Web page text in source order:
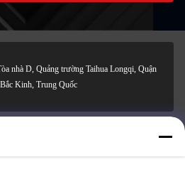
nhà D, Quảng trường Taihua Longqi, Quận
Kinh, Trung Quốc